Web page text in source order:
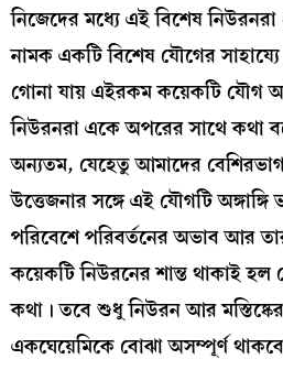
নিজেদের মধ্যে এই বিশেষ
নামক একটি বিশেষ যৌগের
গোনা যায় এইরকম কয়েকটি যৌগ
নিউরনরা একে অপরের সাথে কথা
অন্যতম, যেহেতু আমাদের
উত্তেজনার সঙ্গে এই যৌগটি
পরিবেশে পরিবর্তনের অভাব আর
কয়েকটি নিউরনের শান্ত থাকাই
কথা। তবে শুধু নিউরন আর মস্তিষ্কের
একঘেয়েমিকে বোঝা অসম্পূর্ণ